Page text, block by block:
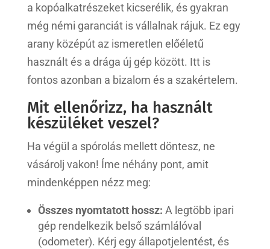
a kopóalkatrészeket kicserélik, és gyakran
még némi garanciát is vállalnak rájuk. Ez egy
arany középút az ismeretlen előéletű
használt és a drága új gép között. Itt is
fontos azonban a bizalom és a szakértelem.
Mit ellenőrizz, ha használt
készüléket veszel?
Ha végül a spórolás mellett döntesz, ne
vásárolj vakon! Íme néhány pont, amit
mindenképpen nézz meg:
Összes nyomtatott hossz: A legtöbb ipari
gép rendelkezik belső számlálóval
(odometer). Kérj egy állapotjelentést, és